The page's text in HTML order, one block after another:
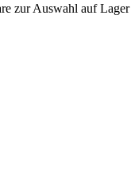
zur Auswahl auf Lager